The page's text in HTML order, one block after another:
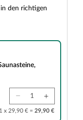
den richtigen
kg
1 x 29,90 € = 29,90 €